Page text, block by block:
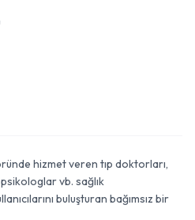
hizmet veren tıp doktorları,
vb. sağlık
buluşturan bağımsız bir